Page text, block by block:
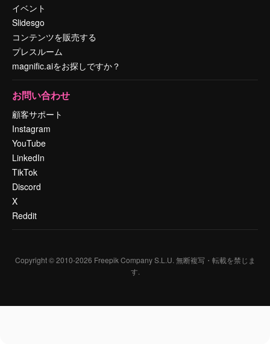
イベント
Slidesgo
コンテンツを販売する
プレスルーム
magnific.aiをお探しですか？
お問い合わせ
顧客サポート
Instagram
YouTube
LinkedIn
TikTok
Discord
X
Reddit
Copyright © 2010-2026 Freepik Company S.L.U. 無断複写・転載を禁じま
す.